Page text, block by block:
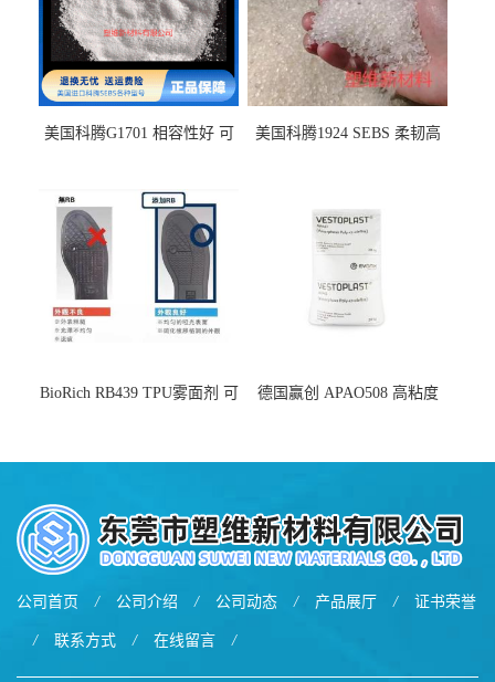
美国科腾G1701 相容性好 可
美国科腾1924 SEBS 柔韧高
BioRich RB439 TPU雾面剂 可
德国赢创 APAO508 高粘度
公司首页 / 公司介绍 / 公司动态 / 产品展厅 / 证书荣誉
/ 联系方式 / 在线留言 /